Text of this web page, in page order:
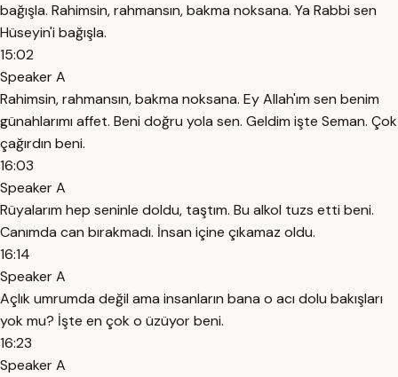
bağışla. Rahimsin, rahmansın, bakma noksana. Ya Rabbi sen
Hüseyin'i bağışla.
15:02
Speaker A
Rahimsin, rahmansın, bakma noksana. Ey Allah'ım sen benim
günahlarımı affet. Beni doğru yola sen. Geldim işte Seman. Çok
çağırdın beni.
16:03
Speaker A
Rüyalarım hep seninle doldu, taştım. Bu alkol tuzs etti beni.
Canımda can bırakmadı. İnsan içine çıkamaz oldu.
16:14
Speaker A
Açlık umrumda değil ama insanların bana o acı dolu bakışları
yok mu? İşte en çok o üzüyor beni.
16:23
Speaker A